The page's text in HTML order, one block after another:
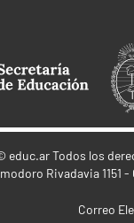
educ.arTodos los
Rivadavia 1151
Correo